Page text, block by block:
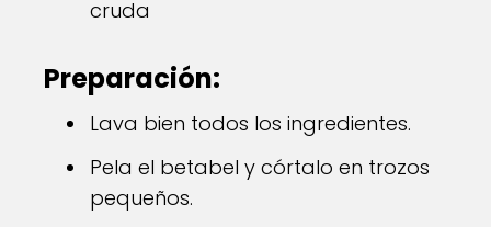
cruda
Preparación:
Lava bien todos los ingredientes.
Pela el betabel y córtalo en trozos
pequeños.